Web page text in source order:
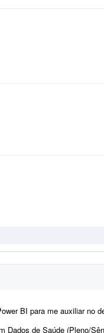
desenvolvimento de um dashboard de análise
Sênior) | ETL, BigQuery e Integração de